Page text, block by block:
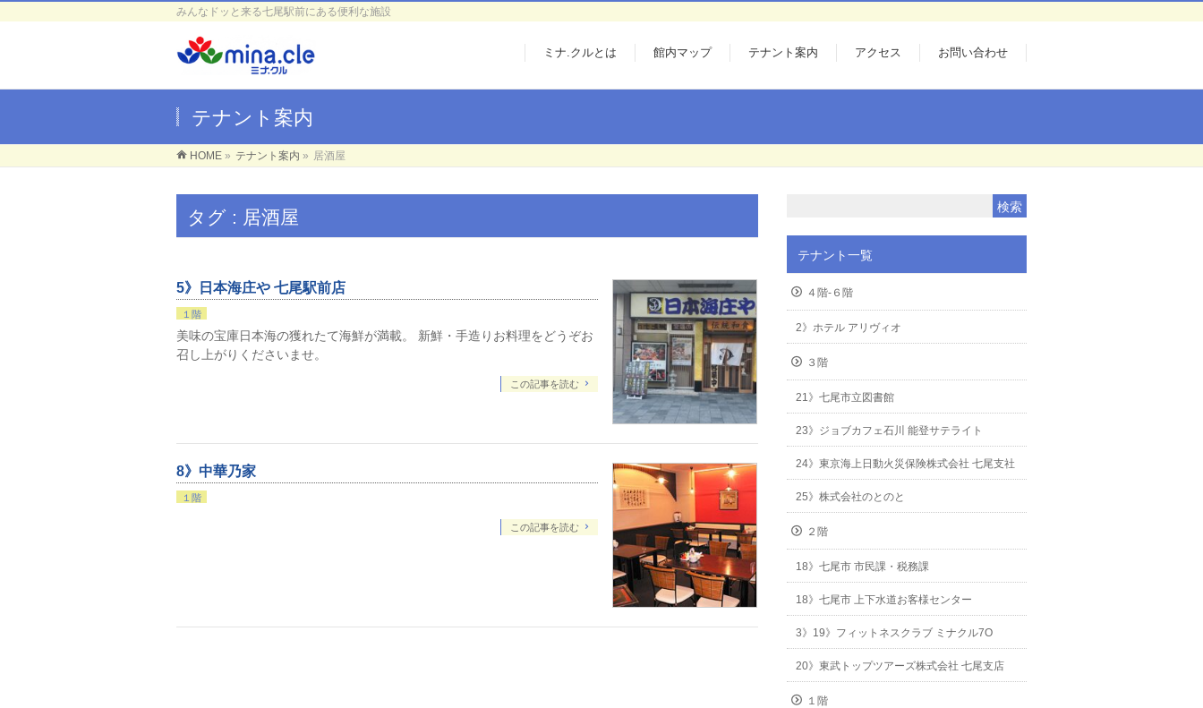
みんなドッと来る七尾駅前にある便利な施設
ミナ.クルとは 館内マップ テナント案内 アクセス お問い合わせ
テナント案内
HOME » テナント案内 » 居酒屋
タグ : 居酒屋
5》日本海庄や 七尾駅前店
１階
美味の宝庫日本海の獲れたて海鮮が満載。 新鮮・手造りお料理をどうぞお
召し上がりくださいませ。
この記事を読む
8》中華乃家
１階
この記事を読む
テナント一覧
４階-６階
2》ホテル アリヴィオ
３階
21》七尾市立図書館
23》ジョブカフェ石川 能登サテライト
24》東京海上日動火災保険株式会社 七尾支社
25》株式会社のとのと
２階
18》七尾市 市民課・税務課
18》七尾市 上下水道お客様センター
3》19》フィットネスクラブ ミナクル7O
20》東武トップツアーズ株式会社 七尾支店
１階